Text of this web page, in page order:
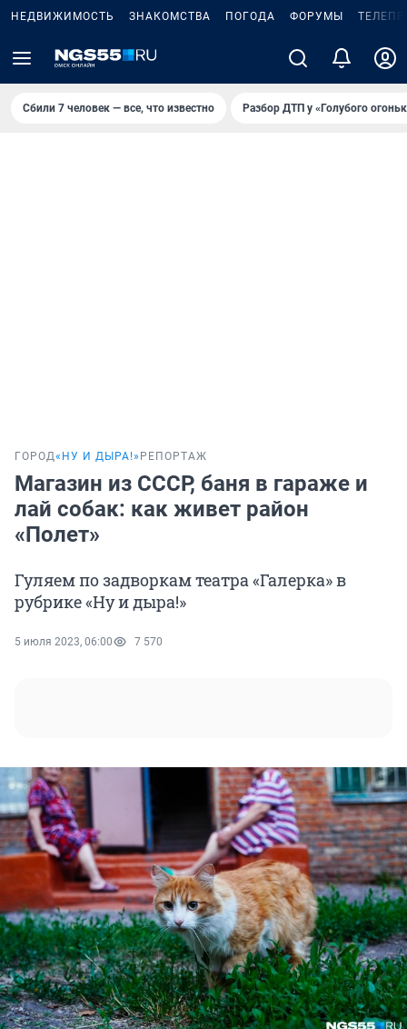
НЕДВИЖИМОСТЬ ЗНАКОМСТВА ПОГОДА ФОРУМЫ
Сбили 7 человек — все, что известно Разбор ДТП у «Голубого
ГОРОД«НУ И ДЫРА!» РЕПОРТАЖ
Магазин из СССР, баня в гараже и
лай собак: как живет район
«Полет»
Гуляем по задворкам театра «Галерка» в
рубрике «Ну и дыра!»
5 июля 2023, 06:00 7 570